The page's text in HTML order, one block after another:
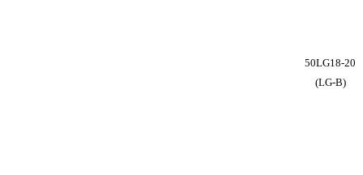
50LG18-20
(LG-B)